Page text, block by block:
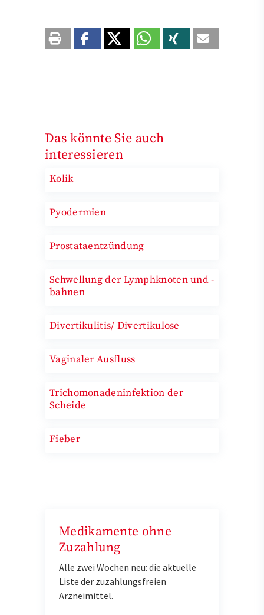
Das könnte Sie auch
interessieren
Kolik
Pyodermien
Prostataentzündung
Schwellung der Lymphknoten und -
bahnen
Divertikulitis/ Divertikulose
Vaginaler Ausfluss
Trichomonadeninfektion der
Scheide
Fieber
Medikamente ohne
Zuzahlung
Alle zwei Wochen neu: die aktuelle
Liste der zuzahlungsfreien
Arzneimittel.